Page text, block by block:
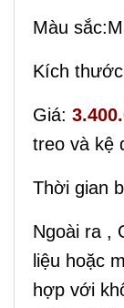
Màu
Kích
Giá:
treo và kệ
Thời gian
Ngoài ra ,
liệu hoặc
hợp với